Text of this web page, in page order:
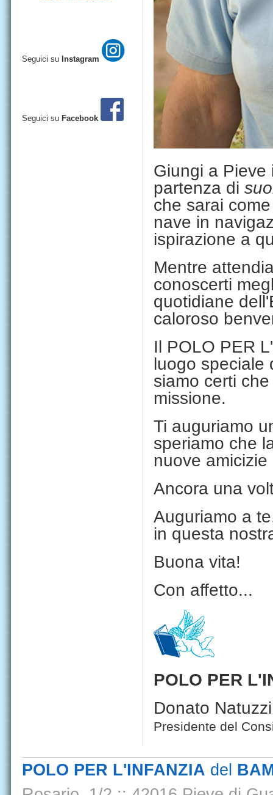
Giungi a Pieve
partenza di
che sarai
nave in
ispirazione a
Mentre
conoscerti
quotidiane
caloroso
Il POLO PER
luogo speciale
siamo certi
missione.
Ti auguriamo
speriamo che
nuove
Ancora una
Auguriamo a
in questa
Buona vita!
Con affetto...
POLO PER
Donato Natuzzi
Presidente del
Seguici su Instagram
Seguici su Facebook
POLO PER L'INFANZIA del